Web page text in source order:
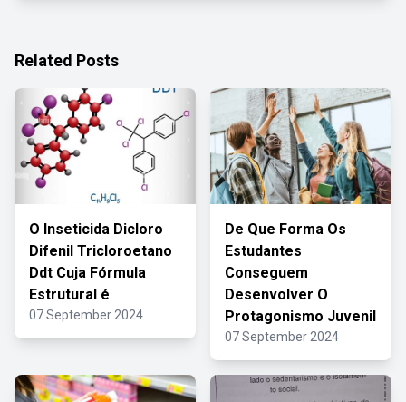
Related Posts
O Inseticida Dicloro
Difenil Tricloroetano
Ddt Cuja Fórmula
Estrutural é
07 September 2024
De Que Forma Os
Estudantes
Conseguem
Desenvolver O
Protagonismo Juvenil
07 September 2024